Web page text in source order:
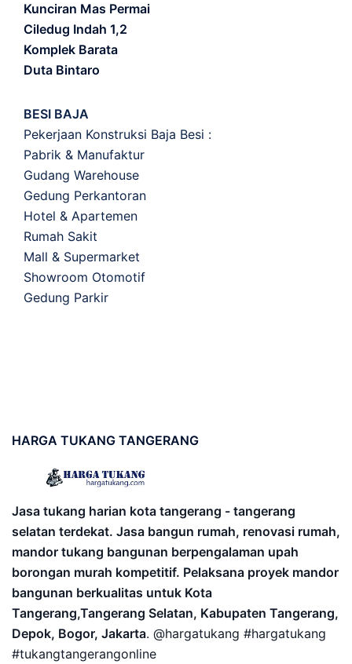
Kunciran Mas Permai
Ciledug Indah 1,2
Komplek Barata
Duta Bintaro
BESI BAJA
Pekerjaan Konstruksi Baja Besi :
Pabrik & Manufaktur
Gudang Warehouse
Gedung Perkantoran
Hotel & Apartemen
Rumah Sakit
Mall & Supermarket
Showroom Otomotif
Gedung Parkir
HARGA TUKANG TANGERANG
Jasa tukang harian kota tangerang - tangerang
selatan terdekat. Jasa bangun rumah, renovasi rumah,
mandor tukang bangunan berpengalaman upah
borongan murah kompetitif. Pelaksana proyek mandor
bangunan berkualitas untuk Kota
Tangerang,Tangerang Selatan, Kabupaten Tangerang,
Depok, Bogor, Jakarta. @hargatukang #hargatukang
#tukangtangerangonline